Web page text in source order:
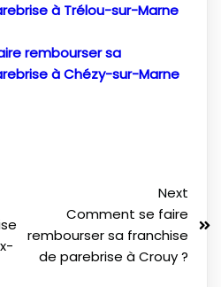
à Trélou-sur-Marne
rembourser sa
à Chézy-sur-Marne
Next
Comment se faire
rembourser sa franchise
de parebrise à Crouy ?